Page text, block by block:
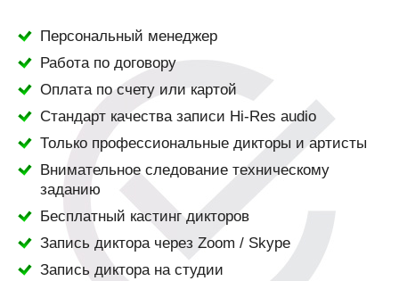
Персональный менеджер
Работа по договору
Оплата по счету или картой
Стандарт качества записи Hi-Res audio
Только профессиональные дикторы и артисты
Внимательное следование техническому
заданию
Бесплатный кастинг дикторов
Запись диктора через Zoom / Skype
Запись диктора на студии